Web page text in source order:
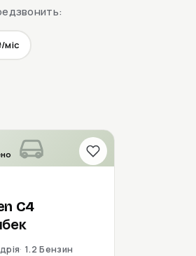
міс
C4
1.2 Бензин